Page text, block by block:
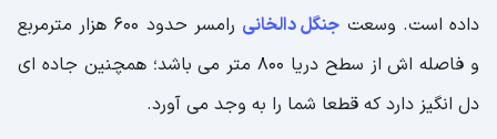
داده است. وسعت جنگل دالخانی
رامسر حدود 600 هزار مترمربع
و فاصله اش از سطح دریا 800 متر می باشد؛ همچنین جاده ای
دل انگیز دارد که قطعا شما را به وجد می آورد.